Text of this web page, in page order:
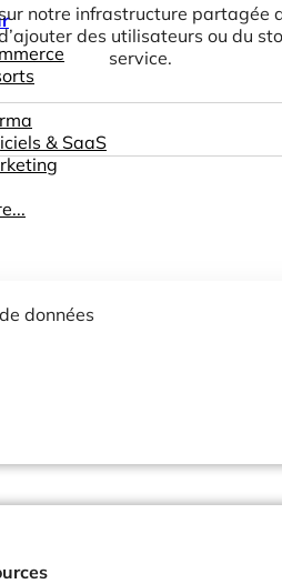
& SaaS
notre infrastructure partagée
des utilisateurs ou du
service.
données